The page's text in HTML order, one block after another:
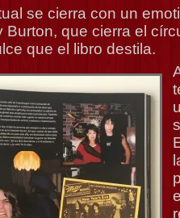
se cierra con un
Burton, que cierra el
que el libro destila.